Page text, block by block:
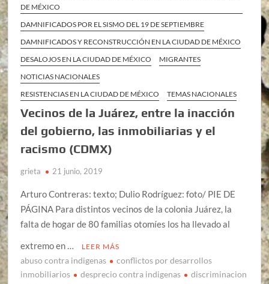
DE MÉXICO
DAMNIFICADOS POR EL SISMO DEL 19 DE SEPTIEMBRE
DAMNIFICADOS Y RECONSTRUCCIÓN EN LA CIUDAD DE MÉXICO
DESALOJOS EN LA CIUDAD DE MÉXICO
MIGRANTES
NOTICIAS NACIONALES
RESISTENCIAS EN LA CIUDAD DE MÉXICO
TEMAS NACIONALES
Vecinos de la Juárez, entre la inacción
del gobierno, las inmobiliarias y el
racismo (CDMX)
grieta 21 junio, 2019
Arturo Contreras: texto; Dulio Rodríguez: foto/ PIE DE
PÁGINA Para distintos vecinos de la colonia Juárez, la
falta de hogar de 80 familias otomíes los ha llevado al
extremo en …
LEER MÁS
abuso contra indigenas
conflictos por desarrollos
inmobiliarios
desprecio contra indigenas
discriminacion